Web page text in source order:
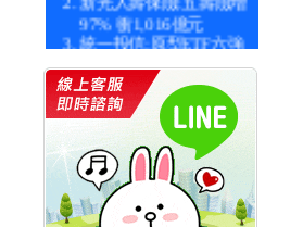
97% 衝1,016億元
統一投信:原型ETF六強
漲逾九成
統一投信:主動式ETF溢
價 被盯上
新光人壽保險:新壽Q1外
價金將達996億
宇辰系統科技:宇辰業績
創新高 啟動興櫃轉上櫃
計畫
明緯企業:明緯永續科技